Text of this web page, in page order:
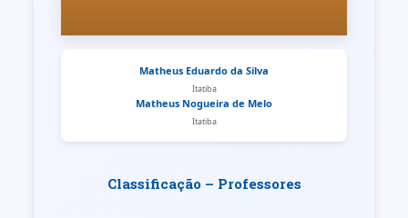
Matheus Eduardo da Silva
Itatiba
Matheus Nogueira de Melo
Itatiba
Classificação – Professores